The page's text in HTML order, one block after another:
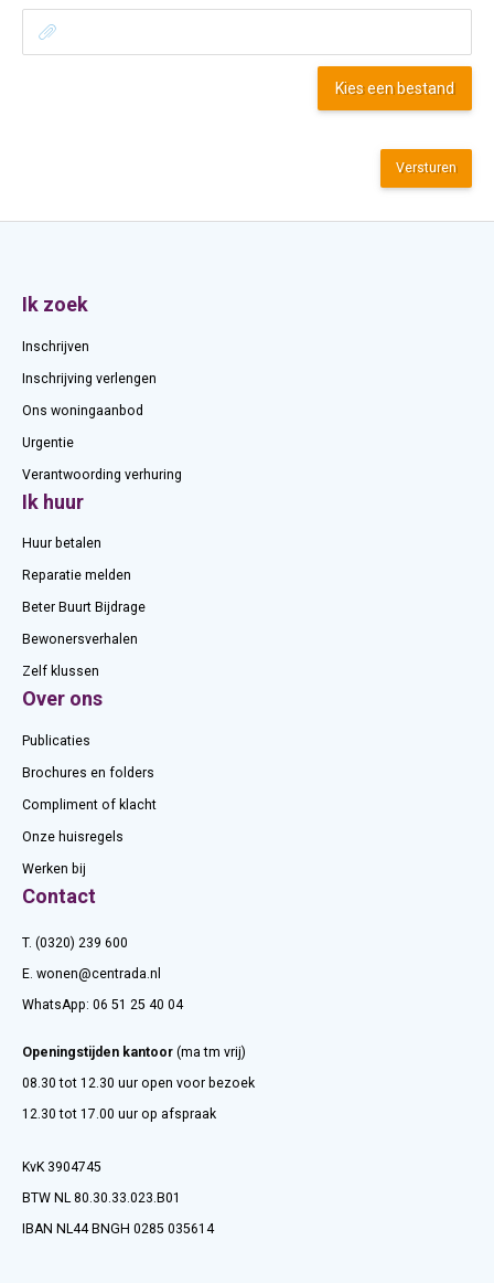
Kies een bestand
Versturen
Contactinformatie
Ik zoek
Inschrijven
Inschrijving verlengen
Ons woningaanbod
Urgentie
Verantwoording verhuring
Ik huur
Huur betalen
Reparatie melden
Beter Buurt Bijdrage
Bewonersverhalen
Zelf klussen
Over ons
Publicaties
Brochures en folders
Compliment of klacht
Onze huisregels
Werken bij
Contact
T. (0320) 239 600
E. wonen@centrada.nl
WhatsApp: 06 51 25 40 04
Openingstijden kantoor (ma tm vrij)
08.30 tot 12.30 uur open voor bezoek
12.30 tot 17.00 uur op afspraak
KvK 3904745
BTW NL 80.30.33.023.B01
IBAN NL44 BNGH 0285 035614